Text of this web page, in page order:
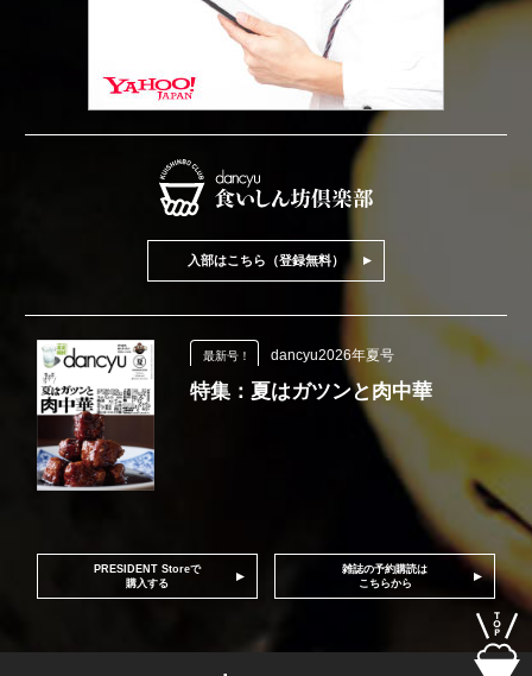
入部はこちら（登録無料）
最新号！ dancyu2026年夏号
特集：夏はガツンと肉中華
PRESIDENT Storeで
購入する
雑誌の予約購読は
こちらから